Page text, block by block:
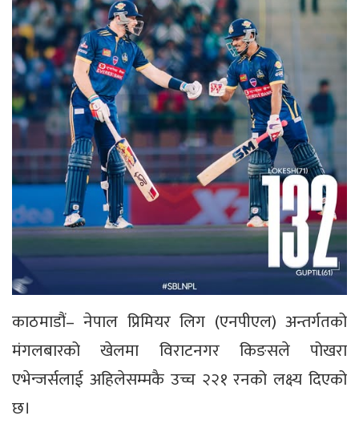
काठमाडौं– नेपाल प्रिमियर लिग (एनपीएल) अन्तर्गतको
मंगलबारको खेलमा विराटनगर किङसले पोखरा
एभेन्जर्सलाई अहिलेसम्मकै उच्च २२१ रनको लक्ष्य दिएको
छ।